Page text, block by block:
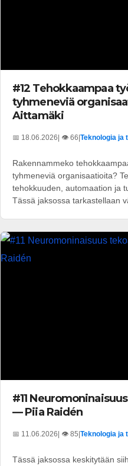
#12 Tehokkaampaa
tyhmeneviä
Aittamäki
📅 18.06.2026| 👁️ 66|Teknologia ja
Rakennammeko
tyhmeneviä organisaatioita?
tehokkuuden, automaation ja
Tässä jaksossa tarkastellaan
#11
— Piia Raidén
📅 11.06.2026 | 👁️ 85 Teknologia ja
Tässä jaksossa keskitytään